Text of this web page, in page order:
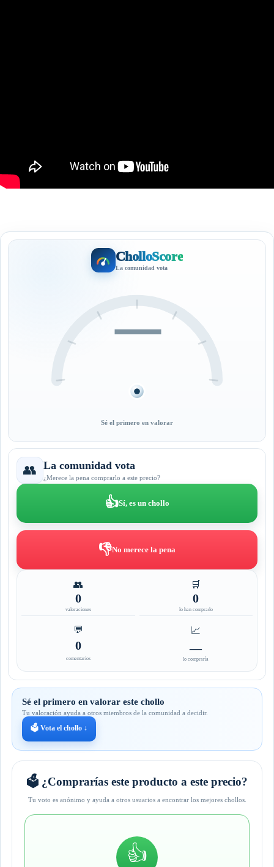
CholloScore
La comunidad vota
—
Sé el primero en valorar
👥 La comunidad vota
¿Merece la pena comprarlo a este precio?
👍Sí, es un chollo
👎No merece la pena
👥
0
valoraciones
🛒
0
lo han comprado
💬
0
comentarios
📈
—
lo compraría
Sé el primero en valorar este chollo
Tu valoración ayuda a otros miembros de la comunidad a decidir.
🗳️ Vota el chollo ↓
🗳️ ¿Comprarías este producto a este precio?
Tu voto es anónimo y ayuda a otros usuarios a encontrar los mejores chollos.
👍